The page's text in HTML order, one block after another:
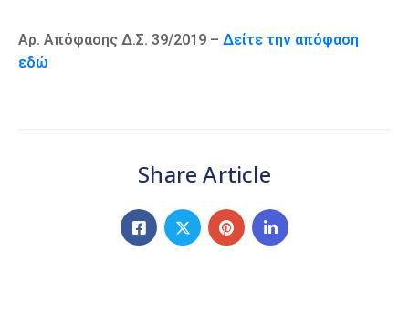
Αρ. Απόφασης Δ.Σ. 39/2019 – Δείτε την απόφαση
εδώ
Share Article